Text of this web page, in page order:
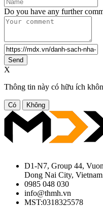
Do you have any further
Send
X
Thông tin này có hữu ích
Có Không
D1-N7, Group 44,
Dong Nai City,
0985 048 030
info@thmh.vn
MST:0318325578